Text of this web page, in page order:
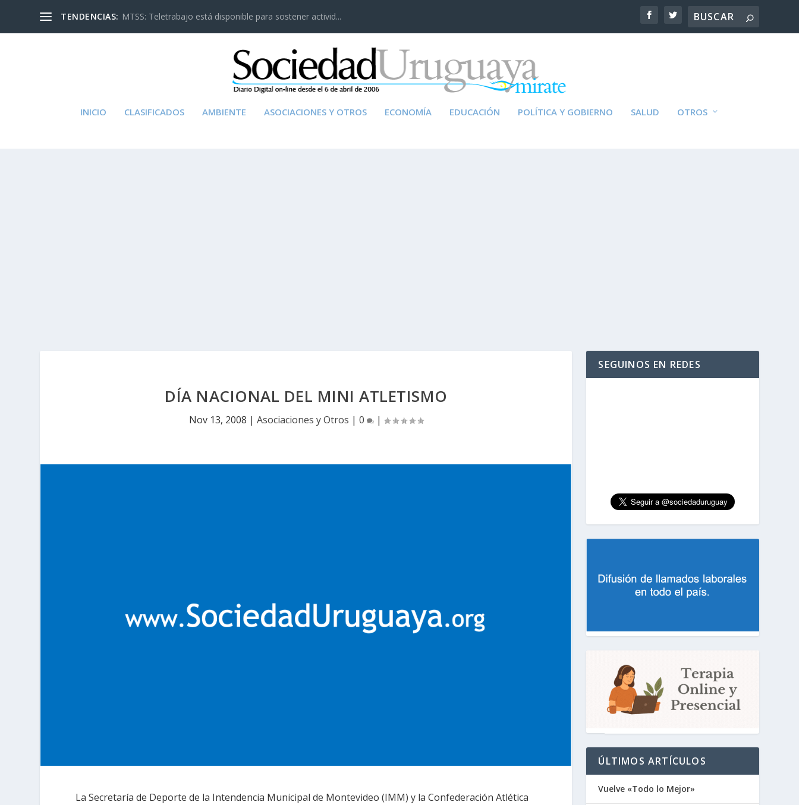
TENDENCIAS: MTSS: Teletrabajo está disponible para sostener activid...
INICIO CLASIFICADOS AMBIENTE ASOCIACIONES Y OTROS ECONOMÍA EDUCACIÓN POLÍTICA Y GOBIERNO SALUD OTROS
DÍA NACIONAL DEL MINI ATLETISMO
Nov 13, 2008 | Asociaciones y Otros | 0 |
La Secretaría de Deporte de la Intendencia Municipal de Montevideo (IMM) y la Confederación Atlética
SEGUINOS EN REDES
ÚLTIMOS ARTÍCULOS
Vuelve «Todo lo Mejor»